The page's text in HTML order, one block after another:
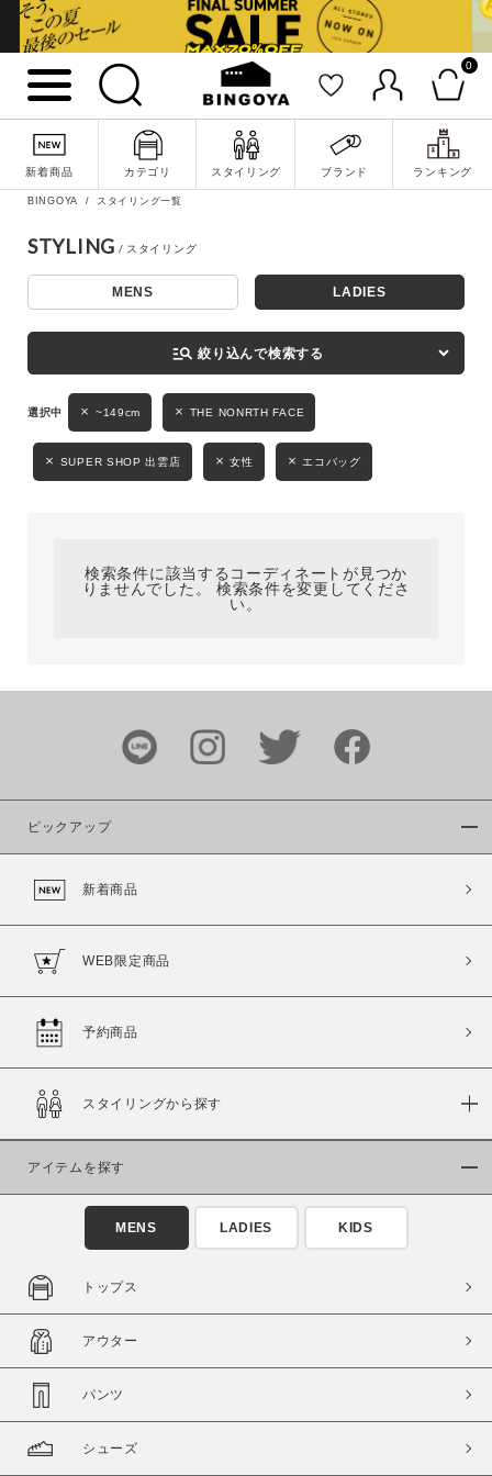
0
新着商品 カテゴリ スタイリング ブランド ランキング
詳細検索
キーワード
性別
MENS LADIES
ブランド
カラー
商品タイプ
通常商品
セール価格 WEB限定
在庫
在庫あり
BINGOYA スタイリング一覧
STYLING
MENS LADIES
manage_search 絞り込んで検索する
~149cm THE NONRTH FACE
SUPER SHOP 出雲店 女性 エコバッグ
検索条件に該当するコーディネートが見つか
りませんでした。 検索条件を変更してくださ
い。
ピックアップ
新着商品
WEB限定商品
予約商品
スタイリングから探す
アイテムを探す
MENS LADIES KIDS
トップス
アウター
パンツ
シューズ